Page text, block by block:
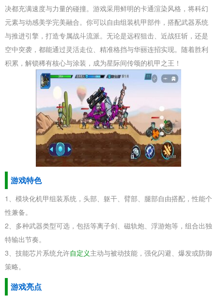
决都充满速度与力量的碰撞。游戏采用鲜明的卡通渲染风格，将科幻
元素与动感美学完美融合。你可以自由组装机甲部件，搭配武器系统
与推进引擎，打造专属战斗流派。无论是远程狙击、近战狂斩，还是
空中突袭，都能通过灵活走位、精准格挡与华丽连招实现。随着胜利
积累，解锁稀有核心与涂装，成为星际间传颂的机甲之王！
游戏特色
1、模块化机甲组装系统，头部、躯干、臂部、腿部自由搭配，性能个
性兼备。
2、多种武器类型可选，包括等离子剑、磁轨炮、浮游炮等，组合出独
特输出节奏。
3、技能芯片系统允许自定义主动与被动技能，强化闪避、爆发或防御
策略。
游戏亮点